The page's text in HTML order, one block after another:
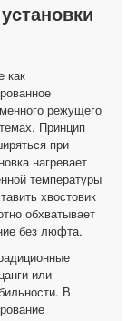
как
режущего
Принцип
при
нагревает
температуры
хвостовик
обхватывает
без люфта.
или
В